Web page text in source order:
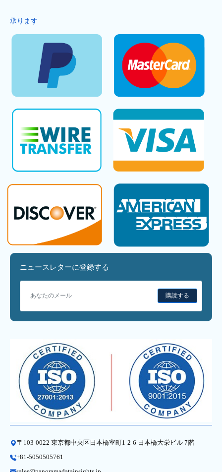
承ります
ニュースレターに登録する
購読する
〒103-0022 東京都中央区日本橋室町1-2-6 日本橋大栄ビル 7階
+81-5050505761